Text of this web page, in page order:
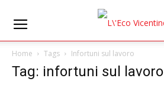
Home Tags Infortuni sul lavoro
Tag: infortuni sul lavoro